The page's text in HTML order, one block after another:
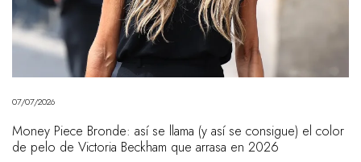
07/07/2026
Money Piece Bronde: así se llama (y así se consigue) el color
de pelo de Victoria Beckham que arrasa en 2026